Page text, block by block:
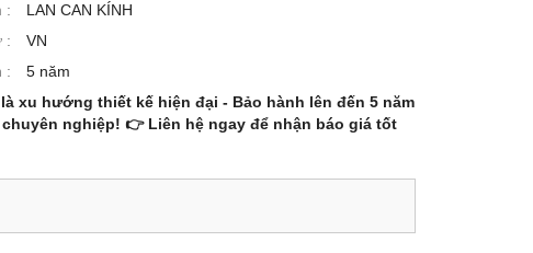
:
LAN CAN KÍNH
:
VN
:
5 năm
xu hướng thiết kế hiện đại - Bảo hành lên đến 5 năm
nghiệp! 👉 Liên hệ ngay để nhận báo giá tốt